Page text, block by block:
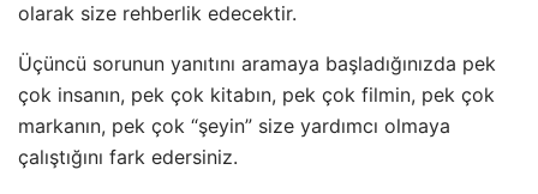
olarak size rehberlik edecektir.
Üçüncü sorunun yanıtını aramaya başladığınızda pek
çok insanın, pek çok kitabın, pek çok filmin, pek çok
markanın, pek çok “şeyin” size yardımcı olmaya
çalıştığını fark edersiniz.